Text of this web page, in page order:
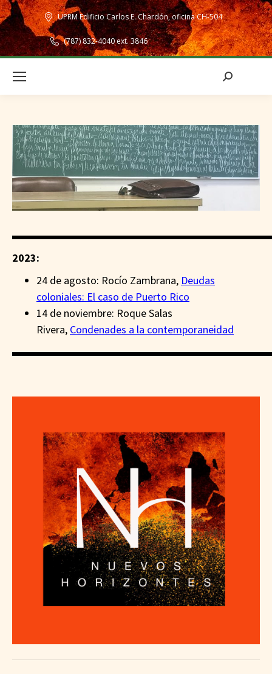
UPRM Edificio Carlos E. Chardón, oficina CH-504
(787) 832-4040 ext. 3846
Search:
2023:
24 de agosto: Rocío Zambrana, Deudas
coloniales: El caso de Puerto Rico
14 de noviembre: Roque Salas
Rivera, Condenades a la contemporaneidad